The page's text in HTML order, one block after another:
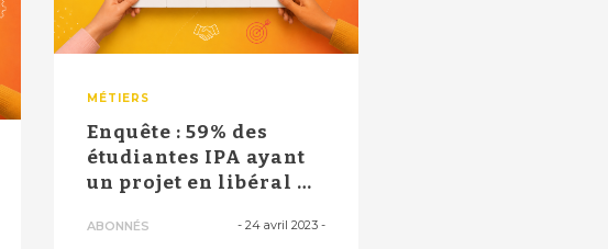
MÉTIERS
Enquête : 59% des
étudiantes IPA ayant
un projet en libéral ne
ABONNÉS - 24 avril 2023 -